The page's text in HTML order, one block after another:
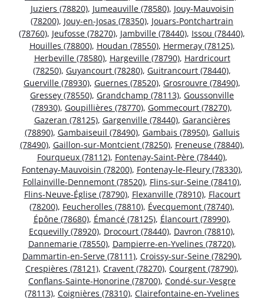
Juziers (78820), Jumeauville (78580), Jouy-Mauvoisin
(78200), Jouy-en-Josas (78350), Jouars-Pontchartrain
(78760), Jeufosse (78270), Jambville (78440), Issou (78440),
Houilles (78800), Houdan (78550), Hermeray (78125),
Herbeville (78580), Hargeville (78790), Hardricourt
(78250), Guyancourt (78280), Guitrancourt (78440),
Guerville (78930), Guernes (78520), Grosrouvre (78490),
Gressey (78550), Grandchamp (78113), Goussonville
(78930), Goupillières (78770), Gommecourt (78270),
Gazeran (78125), Gargenville (78440), Garancières
(78890), Gambaiseuil (78490), Gambais (78950), Galluis
(78490), Gaillon-sur-Montcient (78250), Freneuse (78840),
Fourqueux (78112), Fontenay-Saint-Père (78440),
Fontenay-Mauvoisin (78200), Fontenay-le-Fleury (78330),
Follainville-Dennemont (78520), Flins-sur-Seine (78410),
Flins-Neuve-Église (78790), Flexanville (78910), Flacourt
(78200), Feucherolles (78810), Évecquemont (78740),
Épône (78680), Émancé (78125), Élancourt (78990),
Ecquevilly (78920), Drocourt (78440), Davron (78810),
Dannemarie (78550), Dampierre-en-Yvelines (78720),
Dammartin-en-Serve (78111), Croissy-sur-Seine (78290),
Crespières (78121), Cravent (78270), Courgent (78790),
Conflans-Sainte-Honorine (78700), Condé-sur-Vesgre
(78113), Coignières (78310), Clairefontaine-en-Yvelines